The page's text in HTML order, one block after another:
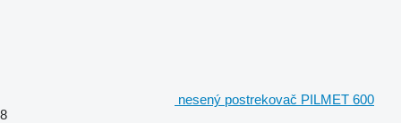
nesený postrekovač PILMET 600
8